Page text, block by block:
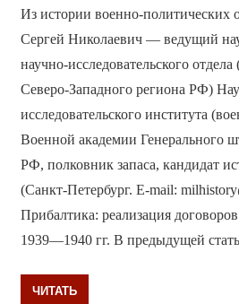
Из истории военно-политических
Сергей Николаевич — ведущий
научно-исследовательского
Северо-Западного региона РФ)
исследовательского института
Военной академии Генерального
РФ, полковник запаса, кандидат
(Санкт-Петербург. E-mail:
Прибалтика: реализация
1939—1940 гг. В предыдущей
ЧИТАТЬ